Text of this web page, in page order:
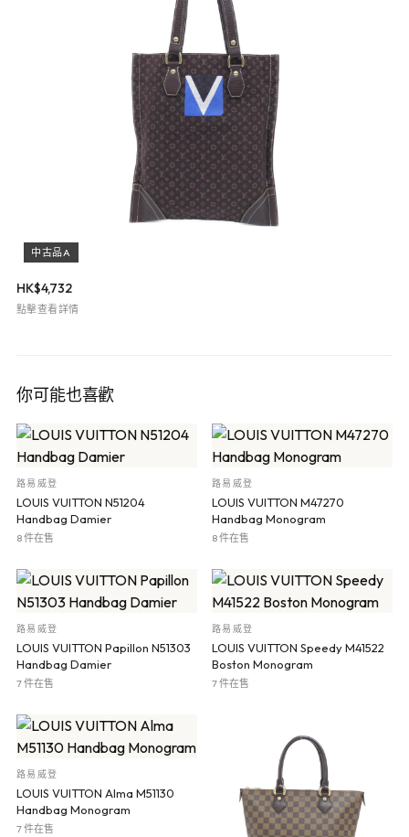
中古品A
HK$4,732
點擊查看詳情
你可能也喜歡
路易威登
LOUIS VUITTON N51204
Handbag Damier
8 件在售
路易威登
LOUIS VUITTON M47270
Handbag Monogram
8 件在售
路易威登
LOUIS VUITTON Papillon N51303
Handbag Damier
7 件在售
路易威登
LOUIS VUITTON Speedy M41522
Boston Monogram
7 件在售
路易威登
LOUIS VUITTON Alma M51130
Handbag Monogram
7 件在售